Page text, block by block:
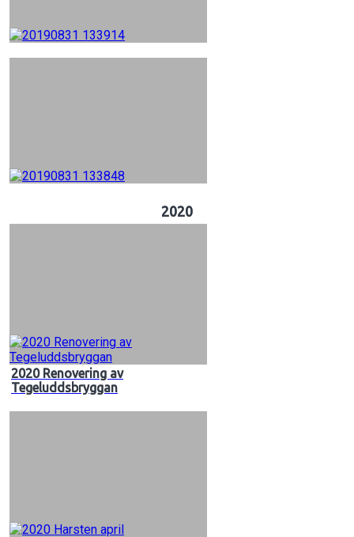
2020
2020 Renovering av
Tegeluddsbryggan